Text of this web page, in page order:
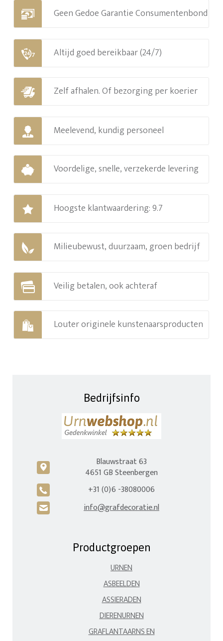
Geen Gedoe Garantie Consumentenbond
Altijd goed bereikbaar (24/7)
Zelf afhalen. Of bezorging per koerier
Meelevend, kundig personeel
Voordelige, snelle, verzekerde levering
Hoogste klantwaardering: 9.7
Milieubewust, duurzaam, groen bedrijf
Veilig betalen, ook achteraf
Louter originele kunstenaarsproducten
Bedrijfsinfo
c
Blauwstraat 63
4651 GB Steenbergen
A +31 (0)6 -38080006
H info@grafdecoratie.nl
Productgroepen
URNEN
ASBEELDEN
ASSIERADEN
DIERENURNEN
GRAFLANTAARNS EN